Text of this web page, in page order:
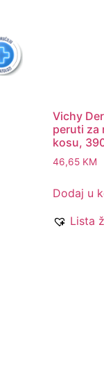
Vichy
peruti za
kosu,
46,65 KM
Dodaj u
Lista